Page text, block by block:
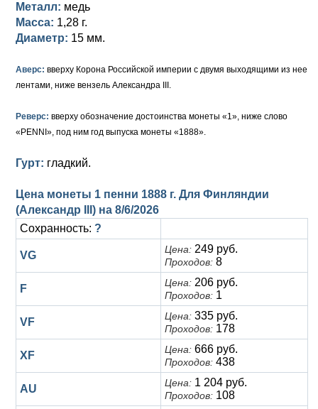
Русско-Польские
Памятные и донативные
Для Грузии
Медь
Серебро
Сибирские монеты
Для Молдавии и Валахии
Елизавета I (1741-1762)
Серебро
Медь
Ливонезы
Альбертусталер
Анна Иоанновна (1730-1740)
Петр II (1727-1730)
Петр I (1682-1725)
Золото
Серебро
Медь
Металл: медь
Масса: 1,28 г.
Диаметр: 15 мм.
Аверс: вверху Корона Российской империи с двумя выходящими из нее
лентами, ниже вензель Александра III.
Реверс: вверху обозначение достоинства монеты «1», ниже слово
«PENNI», под ним год выпуска монеты «1888».
Гурт: гладкий.
Цена монеты 1 пенни 1888 г. Для Финляндии
(Александр III) на 8/6/2026
Сохранность: ?
VG Цена: 249 руб.
Проходов: 8
F Цена: 206 руб.
Проходов: 1
VF Цена: 335 руб.
Проходов: 178
XF Цена: 666 руб.
Проходов: 438
AU Цена: 1 204 руб.
Проходов: 108